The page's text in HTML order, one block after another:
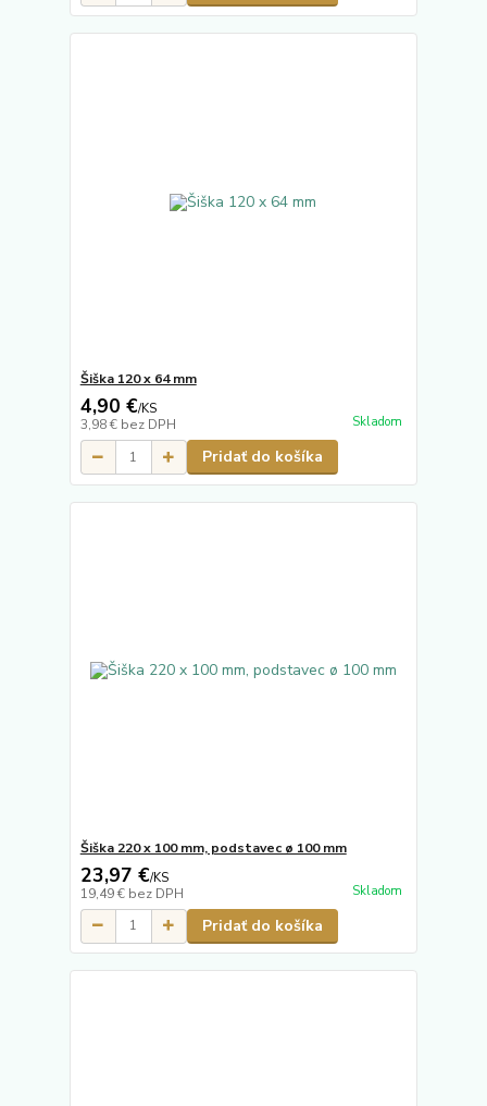
Šiška 120 x 64 mm
4,90 €/KS
3,98 € bez DPH Skladom
Pridať do košíka
Šiška 220 x 100 mm, podstavec ø 100 mm
23,97 €/KS
19,49 € bez DPH Skladom
Pridať do košíka